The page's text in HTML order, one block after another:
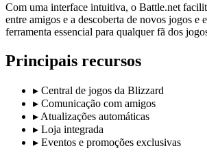
Com uma interface intuitiva, o Battle.net
entre amigos e a descoberta de novos jogos e
ferramenta essencial para qualquer fã dos
Principais recursos
▸ Central de jogos da Blizzard
▸ Comunicação com amigos
▸ Atualizações automáticas
▸ Loja integrada
▸ Eventos e promoções exclusivas